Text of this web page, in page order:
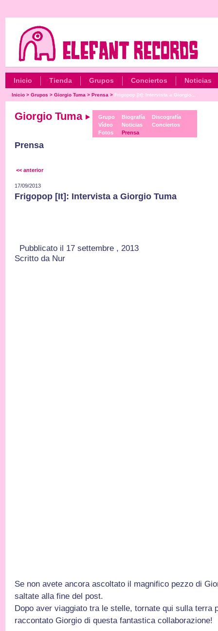
Inicio Tienda Grupos Conciertos Noticias
Inicio> Grupos > Giorgio Tuma > Prensa > Frigopop [It]: Intervista a Giorgio...
Giorgio Tuma
Grupo
Vídeo
Fotos
Biografía
Noticias
Prensa
Discografía
Conciertos
Prensa
<< anterior
17/09/2013
Frigopop [It]: Intervista a Giorgio Tuma
Pubblicato il 17 settembre , 2013
Scritto da Nur
Se non avete ancora ascoltato il magnifico pezzo di
saltate alla fine del post.
Dopo aver viaggiato tra le stelle, tornate qui sulla terra
raccontato Giorgio di questa fantastica collaborazione!